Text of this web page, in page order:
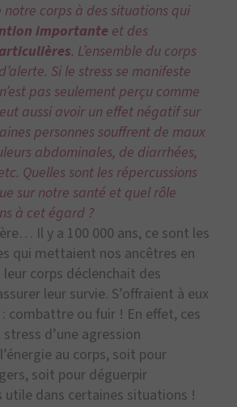
notre corps à des situations qui
importante et des
. L’ensemble du corps
Si le stress se manifeste
pas seulement perçu comme
aussi avoir un effet négatif sur
personnes souffrent de maux
abdominales, de diarrhées,
Quelles sont les répercussions
sur notre santé et quel rôle
à cet égard ?
Il y a 100 000 ans, ce sont les
qui mettaient nos ancêtres en
leur corps déclenchait des
leur survie. S’offraient à eux
combattre ou fuir ! En effet, ces
d’une agression
au corps, soit pour
soit pour déguerpir
utile dans certaines situations !